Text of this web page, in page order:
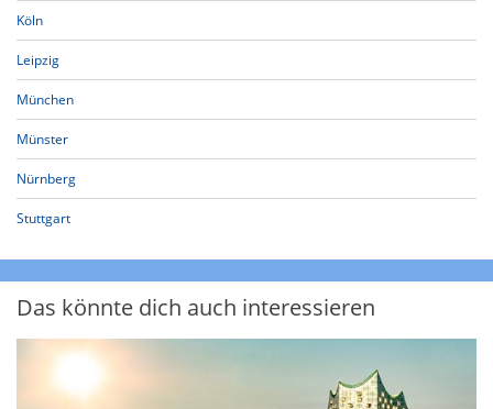
Köln
Leipzig
München
Münster
Nürnberg
Stuttgart
Das könnte dich auch interessieren